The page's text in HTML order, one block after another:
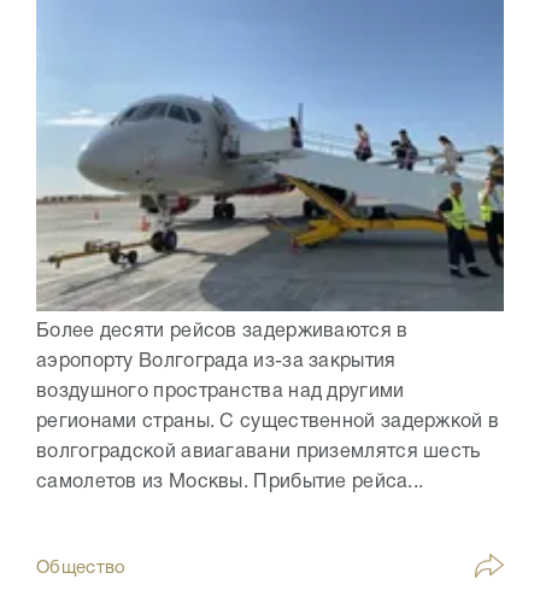
Более десяти рейсов задерживаются в
аэропорту Волгограда из-за закрытия
воздушного пространства над другими
регионами страны. С существенной задержкой в
волгоградской авиагавани приземлятся шесть
самолетов из Москвы. Прибытие рейса...
Общество